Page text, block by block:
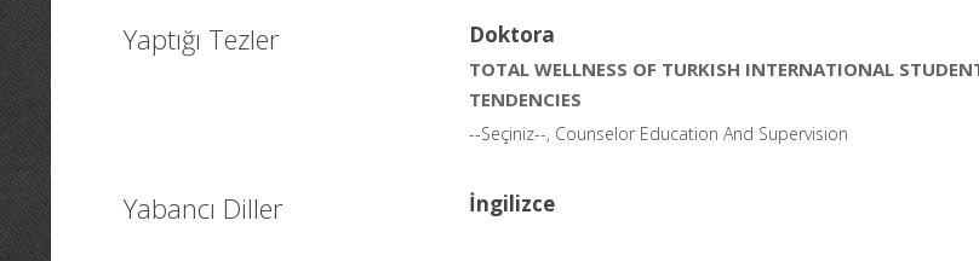
Yaptığı Tezler Doktora
TOTAL WELLNESS OF TURKISH INTERNATIONAL
TENDENCIES
--Seçiniz--, Counselor Education And Supervision
Yabancı Diller İngilizce